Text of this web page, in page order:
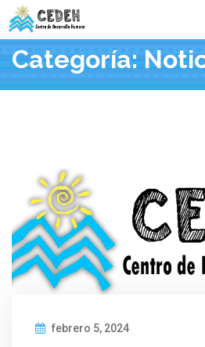
Skip
to
content
Categoría:
febrero 5, 2024